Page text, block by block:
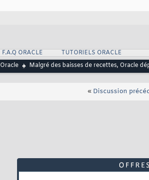
F.A.Q ORACLE TUTORIELS ORACLE
Oracle Malgré des baisses de recettes, Oracle
« Discussion